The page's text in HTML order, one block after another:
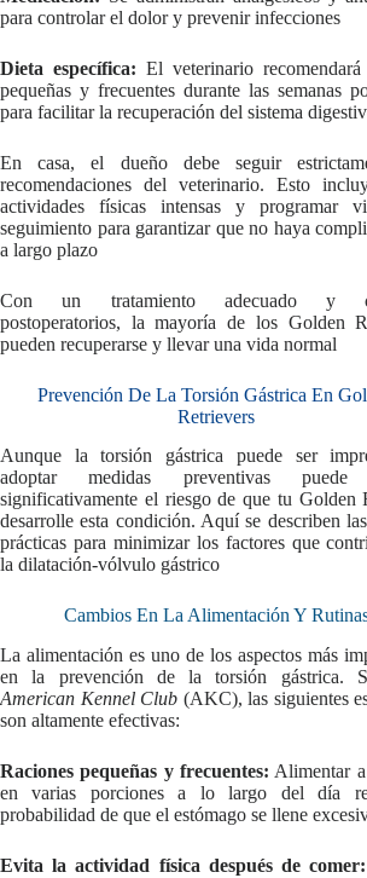
para controlar el dolor y prevenir infecciones
Dieta específica: El veterinario recomendará
pequeñas y frecuentes durante las semanas
para facilitar la recuperación del sistema
En casa, el dueño debe seguir
recomendaciones del veterinario. Esto
actividades físicas intensas y programar
seguimiento para garantizar que no haya
a largo plazo
Con un tratamiento adecuado y
postoperatorios, la mayoría de los Golden
pueden recuperarse y llevar una vida normal
Prevención De La Torsión Gástrica En
Retrievers
Aunque la torsión gástrica puede ser
adoptar medidas preventivas puede
significativamente el riesgo de que tu Golden
desarrolle esta condición. Aquí se describen
prácticas para minimizar los factores que
la dilatación-vólvulo gástrico
Cambios En La Alimentación Y
La alimentación es uno de los aspectos más
en la prevención de la torsión gástrica.
American Kennel Club (AKC), las siguientes
son altamente efectivas:
Raciones pequeñas y frecuentes: Alimentar
en varias porciones a lo largo del día
probabilidad de que el estómago se llene
Evita la actividad física después de comer: